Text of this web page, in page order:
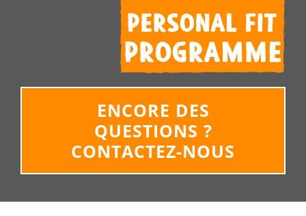
ENCORE DES
QUESTIONS ?
CONTACTEZ-NOUS